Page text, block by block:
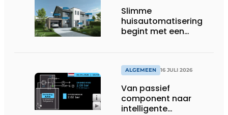
Slimme
huisautomatisering
begint met een
ALGEMEEN 16 JULI 2026
Van passief
component naar
intelligente